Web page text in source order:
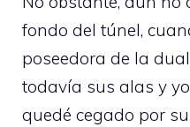
fondo del túnel,
poseedora de la
todavía sus alas y
quedé cegado por